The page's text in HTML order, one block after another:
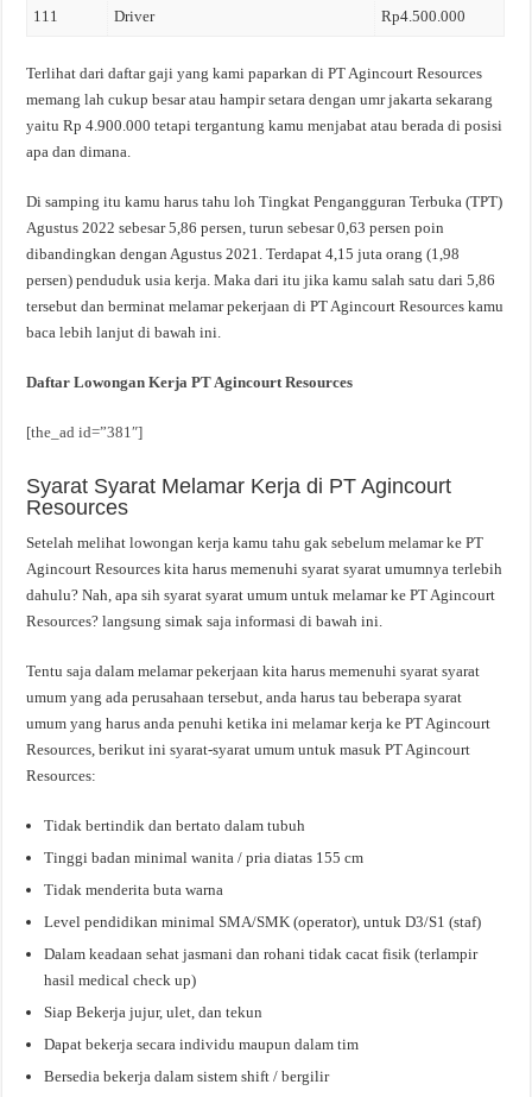
111 Driver Rp4.500.000
Terlihat dari daftar gaji yang kami paparkan di PT Agincourt Resources
memang lah cukup besar atau hampir setara dengan umr jakarta sekarang
yaitu Rp 4.900.000 tetapi tergantung kamu menjabat atau berada di posisi
apa dan dimana.
Di samping itu kamu harus tahu loh Tingkat Pengangguran Terbuka (TPT)
Agustus 2022 sebesar 5,86 persen, turun sebesar 0,63 persen poin
dibandingkan dengan Agustus 2021. Terdapat 4,15 juta orang (1,98
persen) penduduk usia kerja. Maka dari itu jika kamu salah satu dari 5,86
tersebut dan berminat melamar pekerjaan di PT Agincourt Resources kamu
baca lebih lanjut di bawah ini.
Daftar Lowongan Kerja PT Agincourt Resources
[the_ad id=”381″]
Syarat Syarat Melamar Kerja di PT Agincourt
Resources
Setelah melihat lowongan kerja kamu tahu gak sebelum melamar ke PT
Agincourt Resources kita harus memenuhi syarat syarat umumnya terlebih
dahulu? Nah, apa sih syarat syarat umum untuk melamar ke PT Agincourt
Resources? langsung simak saja informasi di bawah ini.
Tentu saja dalam melamar pekerjaan kita harus memenuhi syarat syarat
umum yang ada perusahaan tersebut, anda harus tau beberapa syarat
umum yang harus anda penuhi ketika ini melamar kerja ke PT Agincourt
Resources, berikut ini syarat-syarat umum untuk masuk PT Agincourt
Resources:
Tidak bertindik dan bertato dalam tubuh
Tinggi badan minimal wanita / pria diatas 155 cm
Tidak menderita buta warna
Level pendidikan minimal SMA/SMK (operator), untuk D3/S1 (staf)
Dalam keadaan sehat jasmani dan rohani tidak cacat fisik (terlampir
hasil medical check up)
Siap Bekerja jujur, ulet, dan tekun
Dapat bekerja secara individu maupun dalam tim
Bersedia bekerja dalam sistem shift / bergilir